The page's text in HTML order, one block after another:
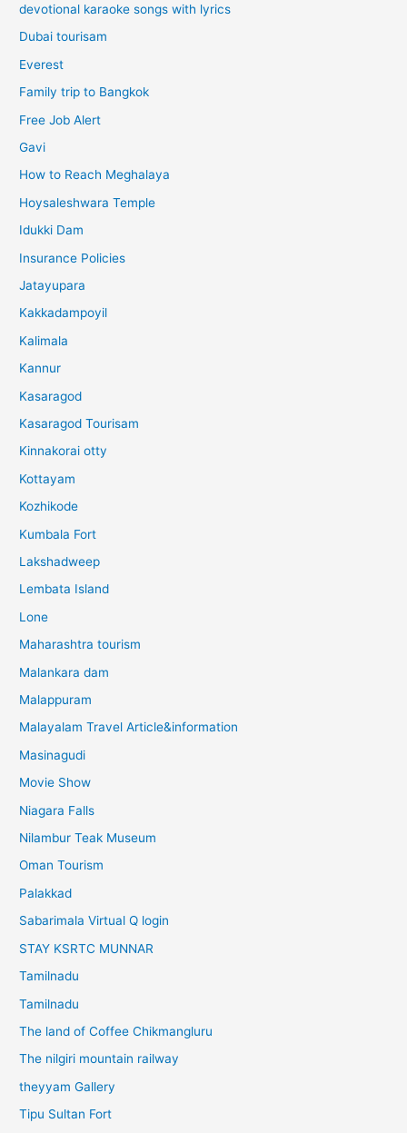
devotional karaoke songs with lyrics
Dubai tourisam
Everest
Family trip to Bangkok
Free Job Alert
Gavi
How to Reach Meghalaya
Hoysaleshwara Temple
Idukki Dam
Insurance Policies
Jatayupara
Kakkadampoyil
Kalimala
Kannur
Kasaragod
Kasaragod Tourisam
Kinnakorai otty
Kottayam
Kozhikode
Kumbala Fort
Lakshadweep
Lembata Island
Lone
Maharashtra tourism
Malankara dam
Malappuram
Malayalam Travel Article&information
Masinagudi
Movie Show
Niagara Falls
Nilambur Teak Museum
Oman Tourism
Palakkad
Sabarimala Virtual Q login
STAY KSRTC MUNNAR
Tamilnadu
Tamilnadu
The land of Coffee Chikmangluru
The nilgiri mountain railway
theyyam Gallery
Tipu Sultan Fort